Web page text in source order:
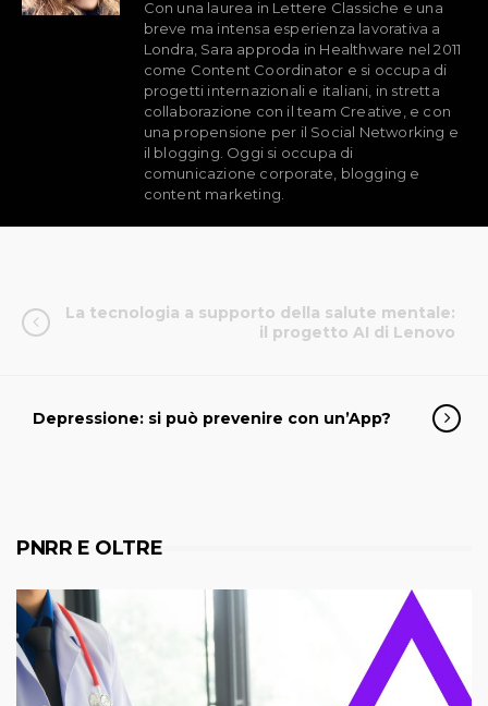
Con una laurea in Lettere Classiche e una
breve ma intensa esperienza lavorativa a
Londra, Sara approda in Healthware nel 2011
come Content Coordinator e si occupa di
progetti internazionali e italiani, in stretta
collaborazione con il team Creative, e con
una propensione per il Social Networking e
il blogging. Oggi si occupa di
comunicazione corporate, blogging e
content marketing.
La tecnologia a supporto della salute mentale:
il progetto AI di Lenovo
Depressione: si può prevenire con un’App?
PNRR E OLTRE